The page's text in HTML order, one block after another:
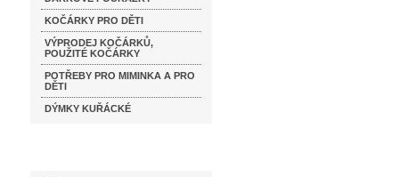
KOČÁRKY PRO DĚTI
VÝPRODEJ KOČÁRKŮ,
POUŽITÉ KOČÁRKY
POTŘEBY PRO MIMINKA A PRO
DĚTI
DÝMKY KUŘÁCKÉ